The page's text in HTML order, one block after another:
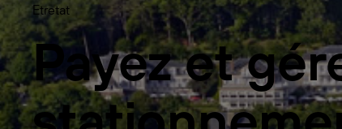
Etretat
Payez et